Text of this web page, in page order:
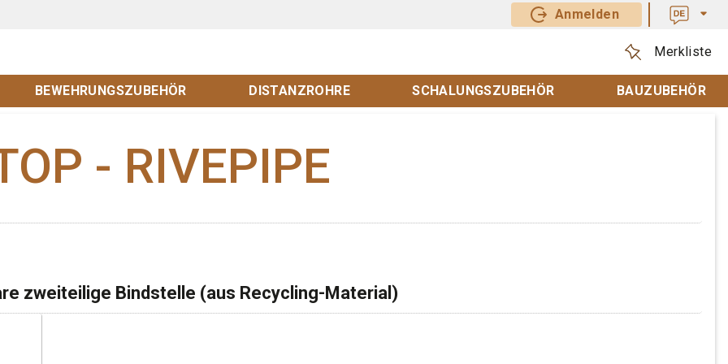
BEWEHRUNGSZUBEHÖR DISTANZROHRE SCHALUNGSZUBEHÖR BAUZUBEHÖR
Anmelden
Merkliste
- RIVEPIPE
zweiteilige Bindstelle (aus Recycling-Material)